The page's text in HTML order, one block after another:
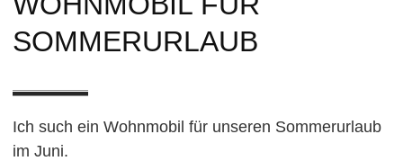
SOMMERURLAUB
Ich such ein Wohnmobil für unseren Sommerurlaub
im Juni.